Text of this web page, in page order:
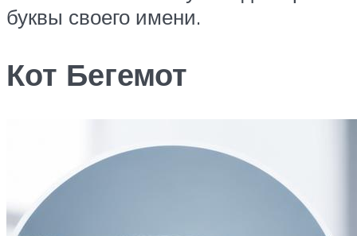
буквы своего имени.
Кот Бегемот